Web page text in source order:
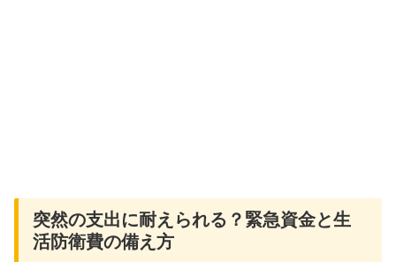
突然の支出に耐えられる？緊急資金と生
活防衛費の備え方